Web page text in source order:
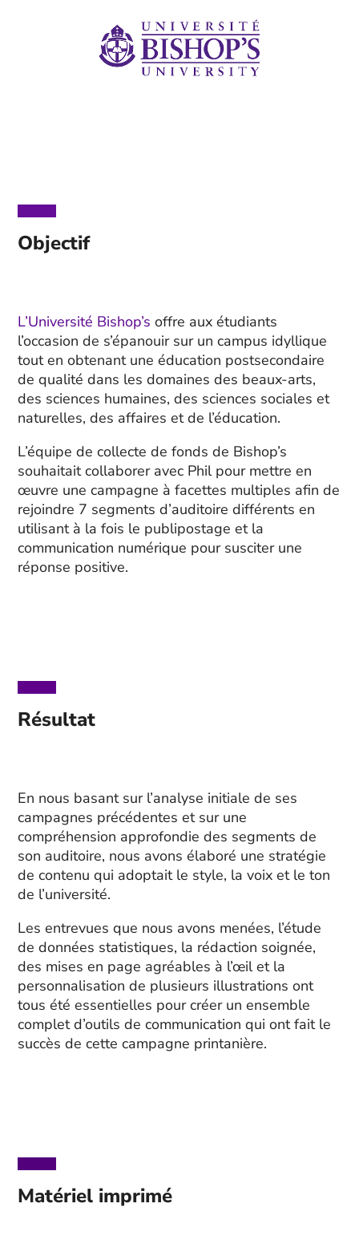
Objectif
L’Université Bishop’s offre aux étudiants
l’occasion de s’épanouir sur un campus idyllique
tout en obtenant une éducation postsecondaire
de qualité dans les domaines des beaux-arts,
des sciences humaines, des sciences sociales et
naturelles, des affaires et de l’éducation.
L’équipe de collecte de fonds de Bishop’s
souhaitait collaborer avec Phil pour mettre en
œuvre une campagne à facettes multiples afin de
rejoindre 7 segments d’auditoire différents en
utilisant à la fois le publipostage et la
communication numérique pour susciter une
réponse positive.
Résultat
En nous basant sur l’analyse initiale de ses
campagnes précédentes et sur une
compréhension approfondie des segments de
son auditoire, nous avons élaboré une stratégie
de contenu qui adoptait le style, la voix et le ton
de l’université.
Les entrevues que nous avons menées, l’étude
de données statistiques, la rédaction soignée,
des mises en page agréables à l’œil et la
personnalisation de plusieurs illustrations ont
tous été essentielles pour créer un ensemble
complet d’outils de communication qui ont fait le
succès de cette campagne printanière.
Matériel imprimé